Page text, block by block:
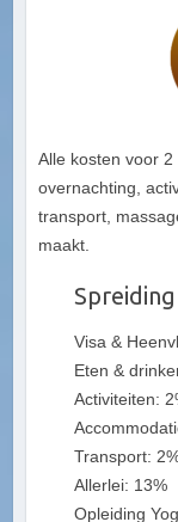
Alle kosten voor 2
overnachting,
transport,
maakt.
Spreiding
Visa &
Eten &
Activiteiten:
Transport:
Allerlei: 13%
Opleiding